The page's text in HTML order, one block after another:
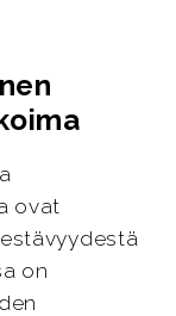
ovat
on